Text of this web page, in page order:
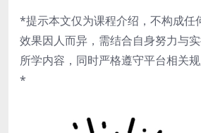
*提示本文仅为课程介绍，不构成任
效果因人而异，需结合自身努力与
所学内容，同时严格遵守平台相关
*